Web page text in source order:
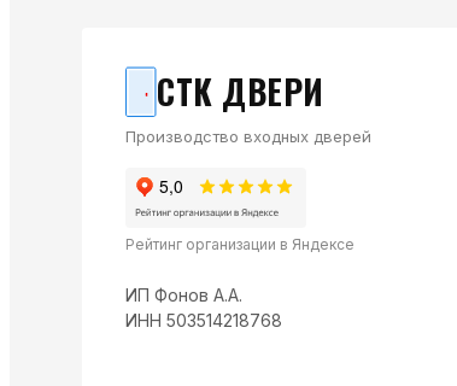
СТК ДВЕРИ
Производство входных дверей
Рейтинг организации в Яндексе
ИП Фонов А.А.
ИНН 503514218768